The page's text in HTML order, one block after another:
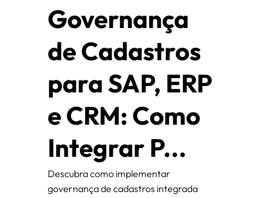
Governança
de Cadastros
para SAP, ERP
e CRM: Como
Integrar P...
Descubra como implementar
governança de cadastros integrada